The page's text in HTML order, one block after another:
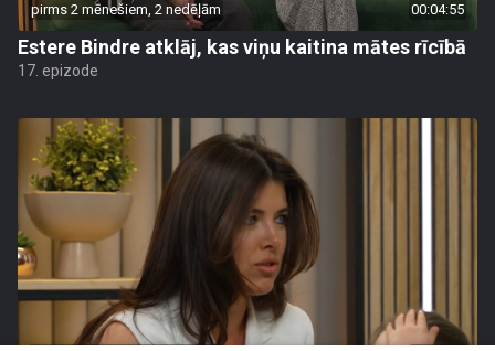
pirms 2 mēnešiem, 2 nedēļām 00:04:55
Estere Bindre atklāj, kas viņu kaitina mātes rīcībā
17. epizode